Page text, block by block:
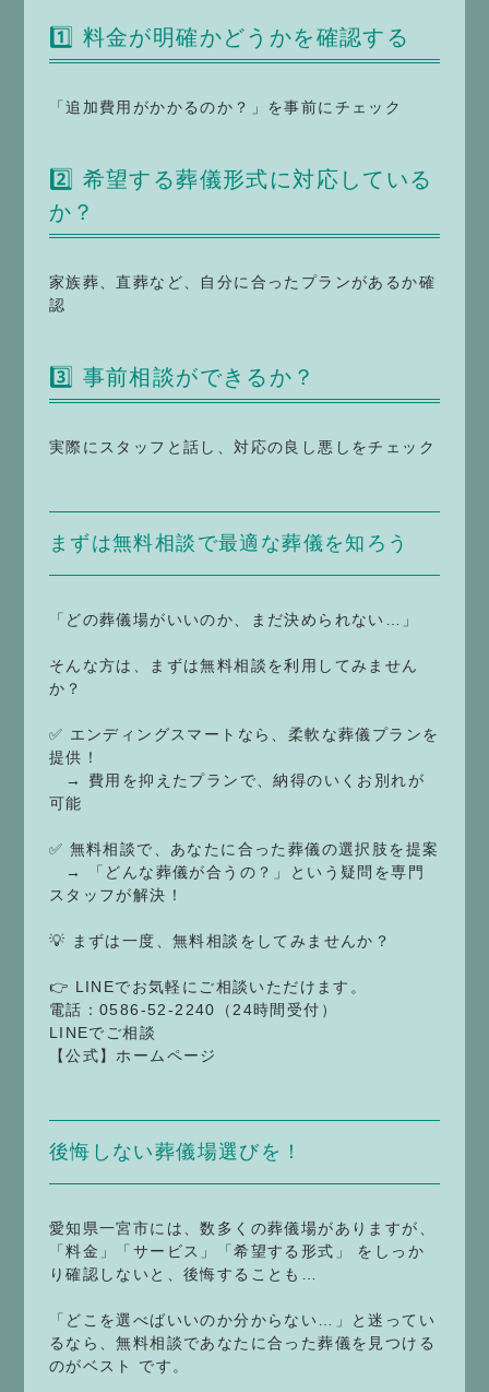
1️⃣ 料金が明確かどうかを確認する
「追加費用がかかるのか？」を事前にチェック
2️⃣ 希望する葬儀形式に対応している
か？
家族葬、直葬など、自分に合ったプランがあるか確
認
3️⃣ 事前相談ができるか？
実際にスタッフと話し、対応の良し悪しをチェック
まずは無料相談で最適な葬儀を知ろう
「どの葬儀場がいいのか、まだ決められない…」
そんな方は、まずは無料相談を利用してみません
か？
✅ エンディングスマートなら、柔軟な葬儀プランを
提供！
→ 費用を抑えたプランで、納得のいくお別れが
可能
✅ 無料相談で、あなたに合った葬儀の選択肢を提案
→ 「どんな葬儀が合うの？」という疑問を専門
スタッフが解決！
💡 まずは一度、無料相談をしてみませんか？
👉 LINEでお気軽にご相談いただけます。
電話：0586-52-2240（24時間受付）
LINEでご相談
【公式】ホームページ
後悔しない葬儀場選びを！
愛知県一宮市には、数多くの葬儀場がありますが、
「料金」「サービス」「希望する形式」 をしっか
り確認しないと、後悔することも…
「どこを選べばいいのか分からない…」と迷ってい
るなら、無料相談であなたに合った葬儀を見つける
のがベスト です。